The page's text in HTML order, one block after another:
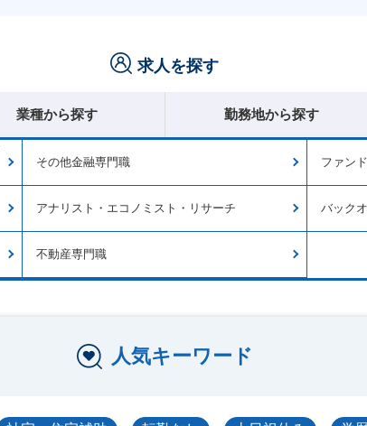
求人を探す
業種から探す 勤務地から探す
その他金融専門職 ファン
アナリスト・エコノミスト・リサーチ バック
不動産専門職
人気キーワード